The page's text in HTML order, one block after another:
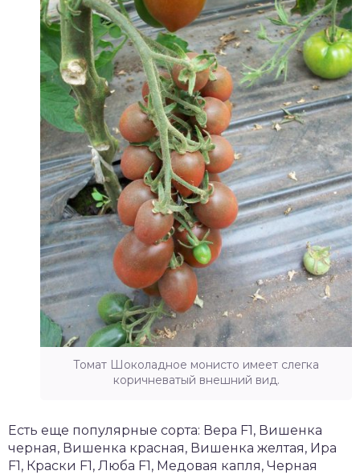
Томат Шоколадное монисто имеет слегка
коричневатый внешний вид.
Есть еще популярные сорта: Вера F1, Вишенка
черная, Вишенка красная, Вишенка желтая, Ира
F1, Краски F1, Люба F1, Медовая капля, Черная